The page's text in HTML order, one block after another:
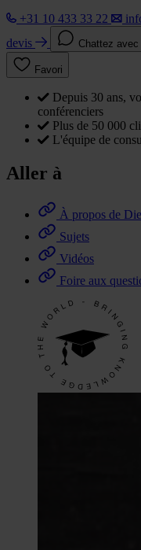
+31 10 433 33 22
devis
Chattez avec
Favori
Depuis 30 ans,
conférenciers
Plus de 50 000
L'équipe de
Aller à
À propos de
Sujets
Vidéos
Foire aux